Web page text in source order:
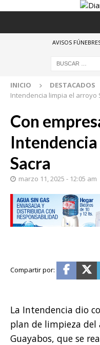
AVISOS
INICIO DESTACADOS
Intendencia limpia el arroyo
Con
Sacra
marzo 11, 2025 - 12:05 am
La Intendencia dio
plan de limpieza del
Guayabos, que se